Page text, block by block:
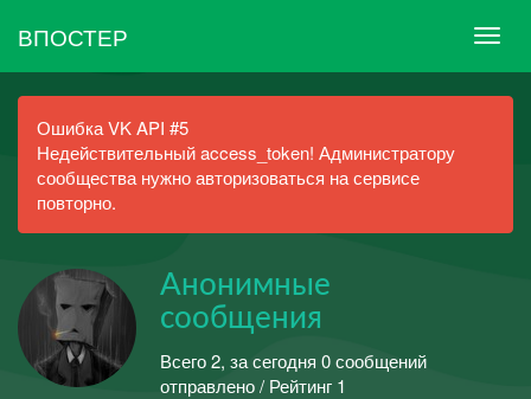
ВПОСТЕР
Ошибка VK API #5
Недействительный access_token! Администратору
сообщества нужно авторизоваться на сервисе
повторно.
Анонимные
сообщения
Всего 2, за сегодня 0 сообщений
отправлено / Рейтинг 1